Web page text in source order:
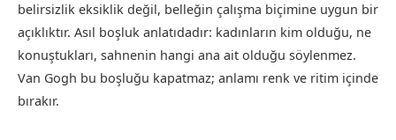
belirsizlik eksiklik değil, belleğin çalışma biçimine uygun bir
açıklıktır. Asıl boşluk anlatıdadır: kadınların kim olduğu, ne
konuştukları, sahnenin hangi ana ait olduğu söylenmez.
Van Gogh bu boşluğu kapatmaz; anlamı renk ve ritim içinde
bırakır.